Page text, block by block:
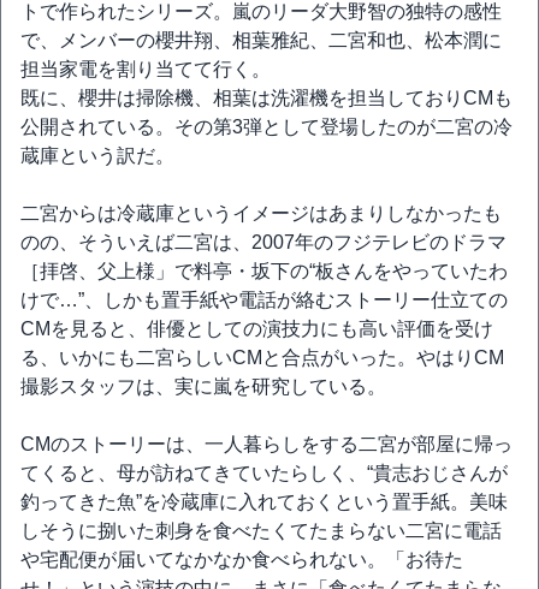
トで作られたシリーズ。嵐のリーダ大野智の独特の感性
で、メンバーの櫻井翔、相葉雅紀、二宮和也、松本潤に
担当家電を割り当てて行く。
既に、櫻井は掃除機、相葉は洗濯機を担当しておりCMも
公開されている。その第3弾として登場したのが二宮の冷
蔵庫という訳だ。
二宮からは冷蔵庫というイメージはあまりしなかったも
のの、そういえば二宮は、2007年のフジテレビのドラマ
［拝啓、父上様」で料亭・坂下の“板さんをやっていたわ
けで…”、しかも置手紙や電話が絡むストーリー仕立ての
CMを見ると、俳優としての演技力にも高い評価を受け
る、いかにも二宮らしいCMと合点がいった。やはりCM
撮影スタッフは、実に嵐を研究している。
CMのストーリーは、一人暮らしをする二宮が部屋に帰っ
てくると、母が訪ねてきていたらしく、“貴志おじさんが
釣ってきた魚”を冷蔵庫に入れておくという置手紙。美味
しそうに捌いた刺身を食べたくてたまらない二宮に電話
や宅配便が届いてなかなか食べられない。「お待た